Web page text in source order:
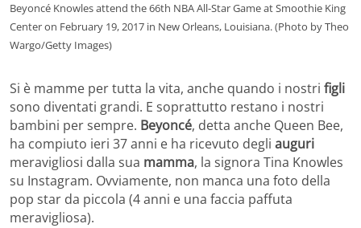
Beyoncé Knowles attend the 66th NBA All-Star Game at Smoothie King
Center on February 19, 2017 in New Orleans, Louisiana. (Photo by Theo
Wargo/Getty Images)
Si è mamme per tutta la vita, anche quando i nostri figli
sono diventati grandi. E soprattutto restano i nostri
bambini per sempre. Beyoncé, detta anche Queen Bee,
ha compiuto ieri 37 anni e ha ricevuto degli auguri
meravigliosi dalla sua mamma, la signora Tina Knowles
su Instagram. Ovviamente, non manca una foto della
pop star da piccola (4 anni e una faccia paffuta
meravigliosa).